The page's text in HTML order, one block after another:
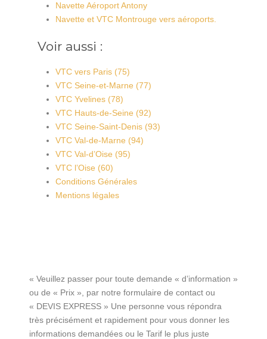
Navette Aéroport Antony
Navette et VTC Montrouge vers aéroports.
Voir aussi :
VTC vers Paris (75)
VTC Seine-et-Marne (77)
VTC Yvelines (78)
VTC Hauts-de-Seine (92)
VTC Seine-Saint-Denis (93)
VTC Val-de-Marne (94)
VTC Val-d’Oise (95)
VTC l’Oise (60)
Conditions Générales
Mentions légales
« Veuillez passer pour toute demande « d’information »
ou de « Prix », par notre formulaire de contact ou
« DEVIS EXPRESS » Une personne vous répondra
très précisément et rapidement pour vous donner les
informations demandées ou le Tarif le plus juste